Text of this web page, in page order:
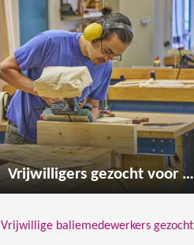
Vrijwilligers gezocht voor de houtwerkplaats
Vrijwillige baliemedewerkers gezocht